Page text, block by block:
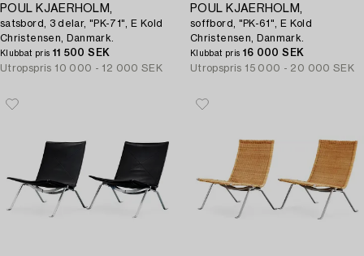
POUL KJAERHOLM,
satsbord, 3 delar, "PK-71", E Kold
Christensen, Danmark.
Klubbat pris 11 500 SEK
Utropspris 10 000 - 12 000 SEK
POUL KJAERHOLM,
soffbord, "PK-61", E Kold
Christensen, Danmark.
Klubbat pris 16 000 SEK
Utropspris 15 000 - 20 000 SEK